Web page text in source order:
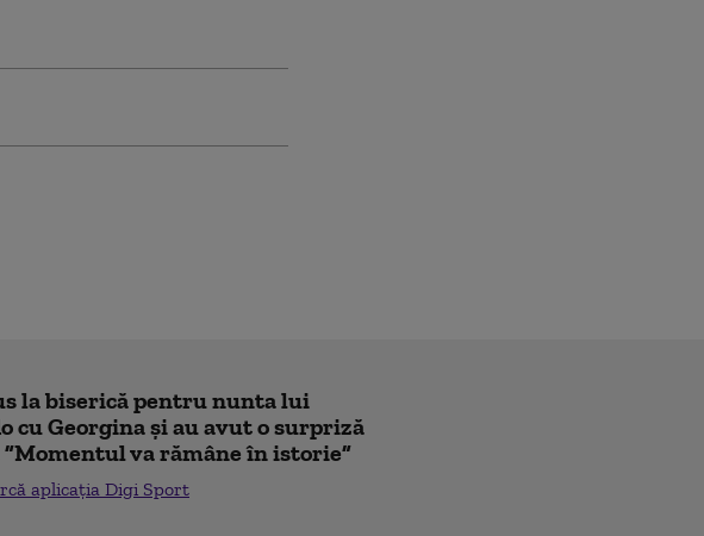
la biserică pentru nunta lui
cu Georgina și au avut o surpriză
va rămâne în istorie”
aplicația Digi Sport